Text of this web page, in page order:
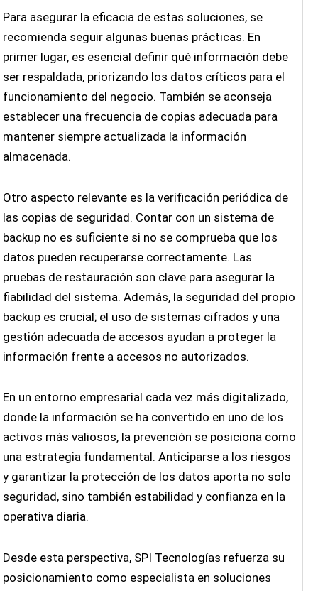
Para asegurar la eficacia de estas soluciones, se
recomienda seguir algunas buenas prácticas. En
primer lugar, es esencial definir qué información debe
ser respaldada, priorizando los datos críticos para el
funcionamiento del negocio. También se aconseja
establecer una frecuencia de copias adecuada para
mantener siempre actualizada la información
almacenada.
Otro aspecto relevante es la verificación periódica de
las copias de seguridad. Contar con un sistema de
backup no es suficiente si no se comprueba que los
datos pueden recuperarse correctamente. Las
pruebas de restauración son clave para asegurar la
fiabilidad del sistema. Además, la seguridad del propio
backup es crucial; el uso de sistemas cifrados y una
gestión adecuada de accesos ayudan a proteger la
información frente a accesos no autorizados.
En un entorno empresarial cada vez más digitalizado,
donde la información se ha convertido en uno de los
activos más valiosos, la prevención se posiciona como
una estrategia fundamental. Anticiparse a los riesgos
y garantizar la protección de los datos aporta no solo
seguridad, sino también estabilidad y confianza en la
operativa diaria.
Desde esta perspectiva, SPI Tecnologías refuerza su
posicionamiento como especialista en soluciones